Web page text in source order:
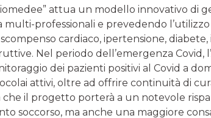
attua un modello innovativo di
multi-professionali e prevedendo
cardiaco, ipertensione,
Nel periodo dell’emergenza Covid,
dei pazienti positivi al Covid a
attivi, oltre ad offrire continuità di
che il progetto porterà a un notevole
soccorso, ma anche una maggiore